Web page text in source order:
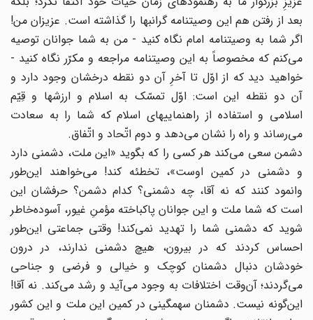
بعد از رفتن هم این وصیتنامه گرانبها را گذاشته است. عزیزان من!
اگر شما به وصیتنامه امام نگاه کنید - من به شما جوانان توصیه
مى‌کنم که مخصوصاً به این وصیتنامه مراجعه و مکرّر نگاه کنید -
خواهید دید که از اوّل تا آخرِ آن دو نقطه درخشان وجود دارد و
آن دو نقطه این است: اوّل تمسّک به اسلام و ارزشها و قِیّم
اسلامى و استفاده از راهنماییهاى اسلام که شما را به سعادت
مى‌رساند و راه را نشان مى‌دهد و دوم اتّحاد و اتّفاق.
دشمن سعى مى‌کند هر کسى را که بگوید «این ملت، دشمنى دارد
و دشمنى در کمین اوست»، تخطئه کند! مى‌خواهند این‌طور
وانمود کنند که نه آقا، چه دشمنى؟ کدام دشمن؟ حرفشان این
است که شما ملت و این جوانان پاکباخته مؤمنِ غیور، آسوده‌خاطر
شوید که دشمنى شما را تهدید نمى‌کند! وقتى جماعتى این‌طور
احساس کردند که در بیرون، هیچ دشمنى ندارند، در درون
خودشان دنبال دشمنان کوچک و خیالى و فرضى و جناحى
مى‌گردند؛ آن‌وقت اختلافات به وجود مى‌آید و رشد مى‌کند. نه آقا!
این‌گونه نیست. دشمنان سهمگینى در کمین این ملت و این کشور